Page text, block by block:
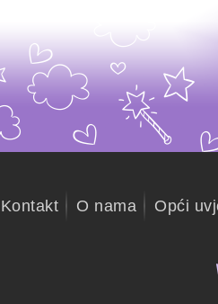
Kontakt O nama Opći